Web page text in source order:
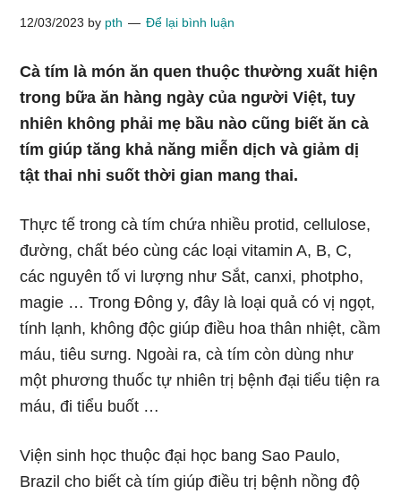
12/03/2023 by pth Để lại bình luận
Cà tím là món ăn quen thuộc thường xuất hiện
trong bữa ăn hàng ngày của người Việt, tuy
nhiên không phải mẹ bầu nào cũng biết ăn cà
tím giúp tăng khả năng miễn dịch và giảm dị
tật thai nhi suốt thời gian mang thai.
Thực tế trong cà tím chứa nhiều protid, cellulose,
đường, chất béo cùng các loại vitamin A, B, C,
các nguyên tố vi lượng như Sắt, canxi, photpho,
magie … Trong Đông y, đây là loại quả có vị ngọt,
tính lạnh, không độc giúp điều hoa thân nhiệt, cầm
máu, tiêu sưng. Ngoài ra, cà tím còn dùng như
một phương thuốc tự nhiên trị bệnh đại tiểu tiện ra
máu, đi tiểu buốt …
Viện sinh học thuộc đại học bang Sao Paulo,
Brazil cho biết cà tím giúp điều trị bệnh nồng độ